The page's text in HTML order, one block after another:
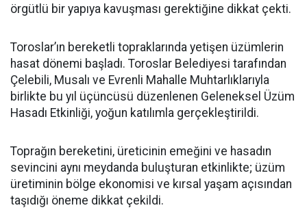
örgütlü bir yapıya kavuşması gerektiğine dikkat çekti.
Toroslar’ın bereketli topraklarında yetişen üzümlerin
hasat dönemi başladı. Toroslar Belediyesi tarafından
Çelebili, Musalı ve Evrenli Mahalle Muhtarlıklarıyla
birlikte bu yıl üçüncüsü düzenlenen Geleneksel Üzüm
Hasadı Etkinliği, yoğun katılımla gerçekleştirildi.
Toprağın bereketini, üreticinin emeğini ve hasadın
sevincini aynı meydanda buluşturan etkinlikte; üzüm
üretiminin bölge ekonomisi ve kırsal yaşam açısından
taşıdığı öneme dikkat çekildi.